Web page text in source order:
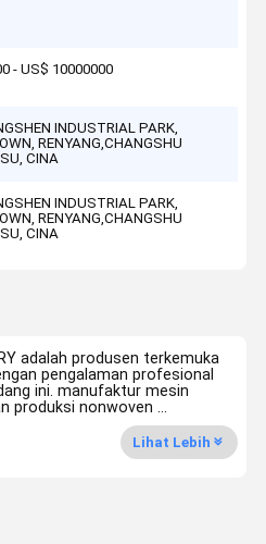
- US$ 10000000
INDUSTRIAL PARK,
RENYANG,CHANGSHU
CINA
INDUSTRIAL PARK,
RENYANG,CHANGSHU
CINA
adalah produsen terkemuka
pengalaman profesional
ini. manufaktur mesin
produksi nonwoven ...
Lihat Lebih